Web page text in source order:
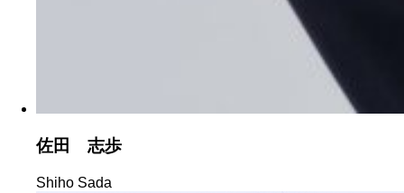
佐田 志歩
Shiho Sada